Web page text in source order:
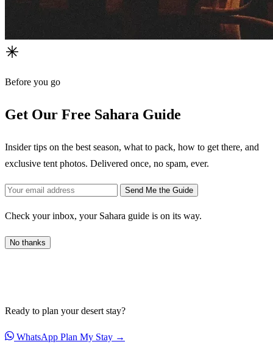
Before you go
Get Our Free Sahara Guide
Insider tips on the best season, what to pack, how to get there, and
exclusive tent photos. Delivered once, no spam, ever.
Send Me the Guide
Check your inbox, your Sahara guide is on its way.
No thanks
Ready to plan your desert stay?
WhatsApp Plan My Stay →